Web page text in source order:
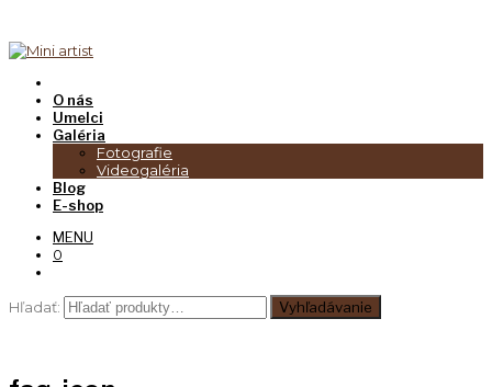
O nás
Umelci
Galéria
Fotografie
Videogaléria
Blog
E-shop
MENU
0
Hľadať: Vyhľadávanie